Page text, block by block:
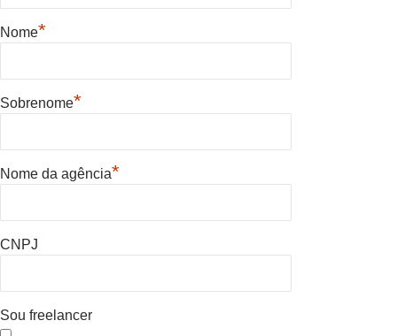
Nome*
Sobrenome*
Nome da agência*
CNPJ
Sou freelancer